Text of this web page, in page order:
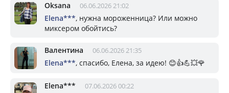
Oksana 06.06.2026 21:02
Elena***, нужна мороженница? Или можно
миксером обойтись?
Валентина 06.06.2026 21:35
Elena***, спасибо, Елена, за идею! 😊👍💪💥🌹
Elena*** 07.06.2026 00:22